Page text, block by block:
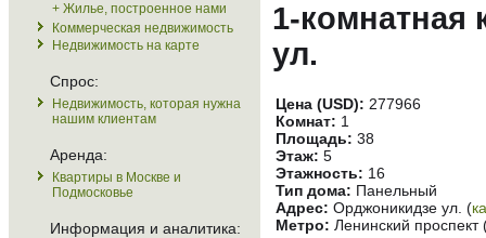
+ Жилье, построенное нами
Коммерческая недвижимость
Недвижимость на карте
Спрос:
Недвижимость, которая нужна
нашим клиентам
Аренда:
Квартиры в Москве и
Подмосковье
Информация и аналитика:
1-комнатная
ул.
Цена (USD): 277966
Комнат: 1
Площадь: 38
Этаж: 5
Этажность: 16
Тип дома: Панельный
Адрес: Орджоникидзе ул. (
Метро: Ленинский проспект